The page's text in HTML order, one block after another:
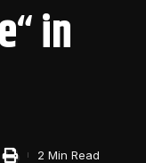
in
2 Min Read